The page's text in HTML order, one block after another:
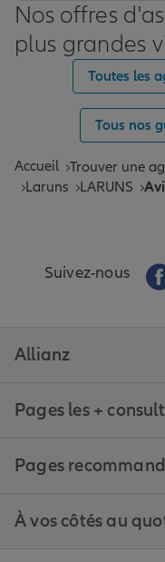
Nos offres
plus grandes
Toutes les
Tous nos
Accueil Trouver une
Laruns
LARUNS
Suivez-nous
Allianz
Pages les +
Pages
À vos côtés au